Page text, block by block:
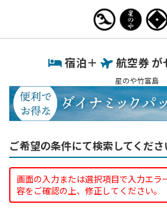
宿泊＋ 航空券 が
星のや竹富島
ご希望の条件にて検索してくださ
画面の入力または選択項目で入力エラ
容をご確認の上、修正してください。